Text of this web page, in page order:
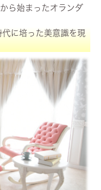
ら始まったオランダ
に培った美意識を現